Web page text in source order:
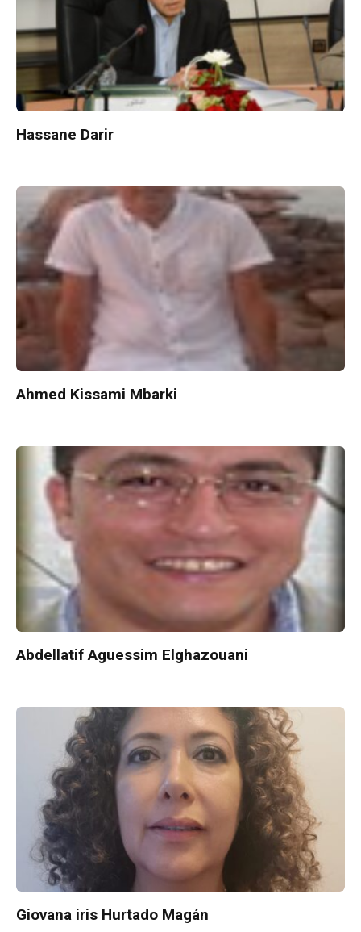
Hassane Darir
Ahmed Kissami Mbarki
Abdellatif Aguessim Elghazouani
Giovana iris Hurtado Magán